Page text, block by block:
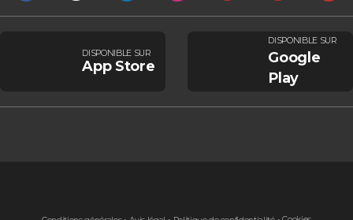
DISPONIBLE SUR
App Store
DISPONIBLE SUR
Google
Play